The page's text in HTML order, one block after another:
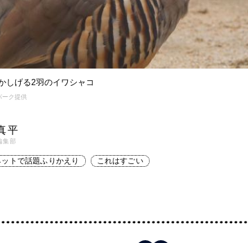
しげる2羽のイワシャコ
ーク提供
平
部
ットで話題ふりかえり これはすごい